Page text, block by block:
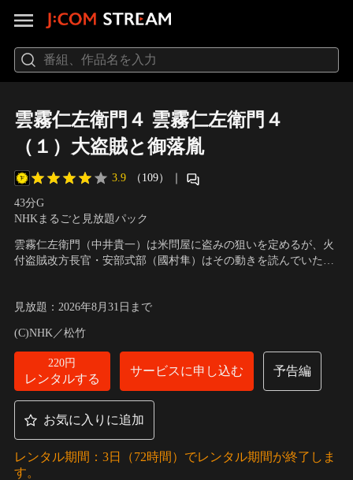
雲霧仁左衛門４ 雲霧仁左衛門４
（１）大盗賊と御落胤
3.9 （109） ｜
43分G
NHKまるごと見放題パック
雲霧仁左衛門（中井貴一）は米問屋に盗みの狙いを定めるが、火
付盗賊改方長官・安部式部（國村隼）はその動きを読んでいた。
郎、尾崎将也
見放題 ： 2026年8月31日 まで
(C)NHK／松竹
220円
レンタルする
サービスに申し込む 予告編
お気に入りに追加
レンタル期間：3日（72時間）でレンタル期間が終了しま
す。